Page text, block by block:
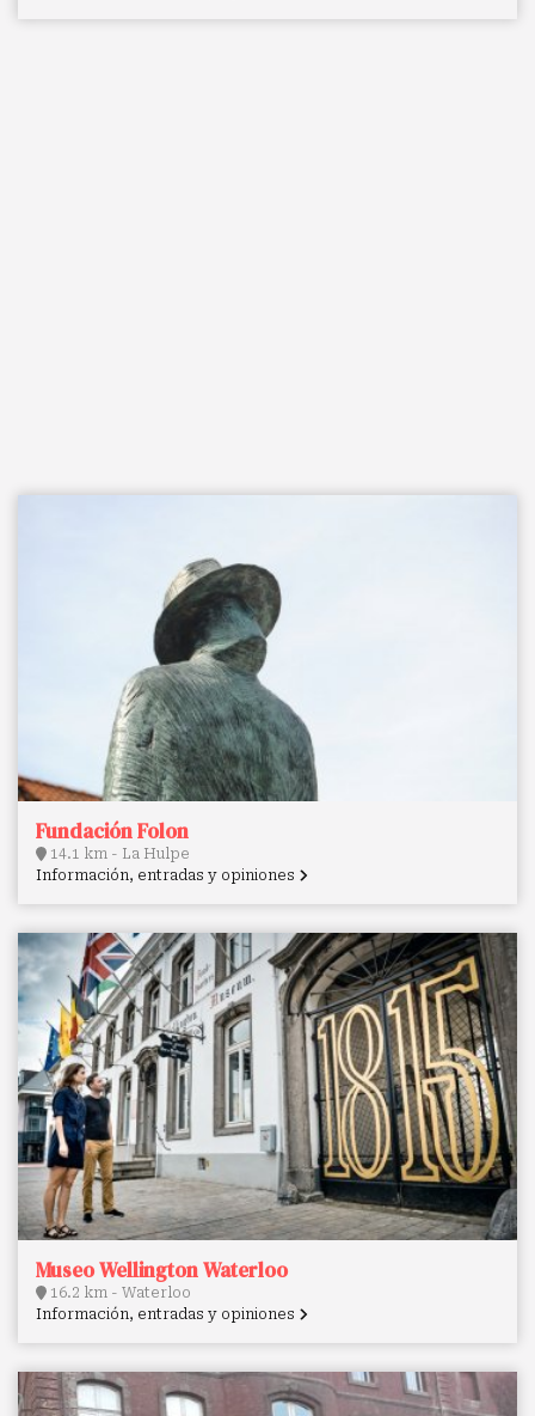
Fundación Folon
14.1 km - La Hulpe
Información, entradas y opiniones
Museo Wellington Waterloo
16.2 km - Waterloo
Información, entradas y opiniones